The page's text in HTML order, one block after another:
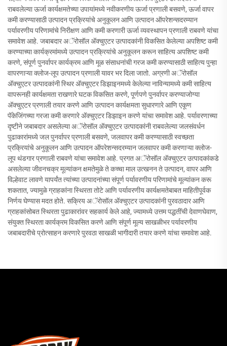
राबवलेल्या ऊर्जा कार्यक्षमतेच्या उपायांमध्ये नवीकरणीय ऊर्जा प्रणाली बसवणे, ऊर्जा वापर
कमी करण्यासाठी उत्पादन प्रक्रियांचे अनुकूलन आणि उत्पादन ऑपरेशन्सदरम्यान
पर्यावरणीय परिणामांचे निरीक्षण आणि कमी करणारी ऊर्जा व्यवस्थापन प्रणाली राबवणे यांचा
समावेश आहे. जबाबदार अॅरोसॉल अ‍ॅक्चुएटर उत्पादकांनी विकसित केलेल्या अपशिष्ट कमी
करण्याच्या कार्यक्रमांमध्ये उत्पादन प्रक्रियांचे अनुकूलन करून साहित्य अपशिष्ट कमी
करणे, संपूर्ण पुनर्वापर कार्यक्रम आणि मूळ संसाधनांची गरज कमी करण्यासाठी साहित्य पुन्हा
वापरणाऱ्या क्लोज-लूप उत्पादन प्रणाली यावर भर दिला जातो. अग्रणी अॅरोसॉल
अ‍ॅक्चुएटर उत्पादकांनी स्थिर अ‍ॅक्चुएटर डिझाइनमध्ये केलेल्या नाविन्यामध्ये कमी साहित्य
वापरूनही कार्यक्षमता राखणारे घटक विकसित करणे, पूर्णपणे पुनर्वापर करण्याजोग्या
अ‍ॅक्चुएटर प्रणाली तयार करणे आणि उत्पादन कार्यक्षमता सुधारणारे आणि एकूण
पॅकेजिंगच्या गरजा कमी करणारे अ‍ॅक्चुएटर डिझाइन करणे यांचा समावेश आहे. पर्यावरणाच्या
दृष्टीने जबाबदार असलेल्या अॅरोसॉल अ‍ॅक्चुएटर उत्पादकांनी राबवलेल्या जलसंवर्धन
पुढाकारांमध्ये जल पुनर्वापर प्रणाली बसवणे, जलवापर कमी करण्यासाठी स्वच्छता
प्रक्रियांचे अनुकूलन आणि उत्पादन ऑपरेशन्सदरम्यान जलवापर कमी करणाऱ्या क्लोज-
लूप थंडगार प्रणाली राबवणे यांचा समावेश आहे. प्रगत अॅरोसॉल अ‍ॅक्चुएटर उत्पादकांकडे
असलेल्या जीवनचक्र मूल्यांकन क्षमतेमुळे ते कच्चा माल उत्खनन ते उत्पादन, वापर आणि
विल्हेवाट लावणे यापर्यंत त्यांच्या उत्पादनांच्या संपूर्ण पर्यावरणीय परिणामांचे मूल्यांकन करू
शकतात, ज्यामुळे ग्राहकांना स्थिरता तोटे आणि पर्यावरणीय कार्यक्षमतेबाबत माहितीपूर्वक
निर्णय घेण्यास मदत होते. सक्रिय अॅरोसॉल अ‍ॅक्चुएटर उत्पादकांनी पुरवठादार आणि
ग्राहकांसोबत स्थिरता पुढाकारांवर सहकार्य केले आहे, ज्यामध्ये उत्तम पद्धतींची देवाणघेवाण,
संयुक्त स्थिरता कार्यक्रम विकसित करणे आणि संपूर्ण मूल्य साखळीभर पर्यावरणीय
जबाबदारीचे प्रोत्साहन करणारे पुरवठा साखळी भागीदारी तयार करणे यांचा समावेश आहे.